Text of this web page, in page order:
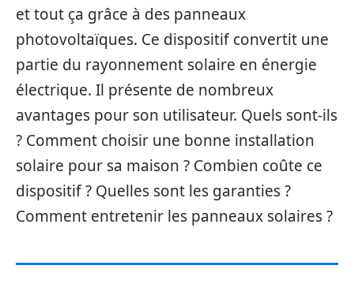
et tout ça grâce à des panneaux
photovoltaïques. Ce dispositif convertit une
partie du rayonnement solaire en énergie
électrique. Il présente de nombreux
avantages pour son utilisateur. Quels sont-ils
? Comment choisir une bonne installation
solaire pour sa maison ? Combien coûte ce
dispositif ? Quelles sont les garanties ?
Comment entretenir les panneaux solaires ?